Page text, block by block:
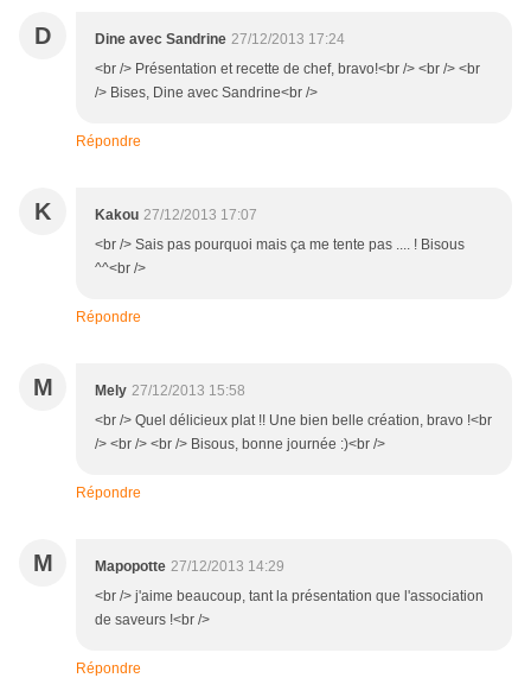
D Dine avec Sandrine 27/12/2013 17:24
<br /> Présentation et recette de chef, bravo!<br /> <br /> <br
/> Bises, Dine avec Sandrine<br />
Répondre
K Kakou 27/12/2013 17:07
<br /> Sais pas pourquoi mais ça me tente pas .... ! Bisous
^^<br />
Répondre
M Mely 27/12/2013 15:58
<br /> Quel délicieux plat !! Une bien belle création, bravo !<br
/> <br /> <br /> Bisous, bonne journée :)<br />
Répondre
M Mapopotte 27/12/2013 14:29
<br /> j'aime beaucoup, tant la présentation que l'association
de saveurs !<br />
Répondre